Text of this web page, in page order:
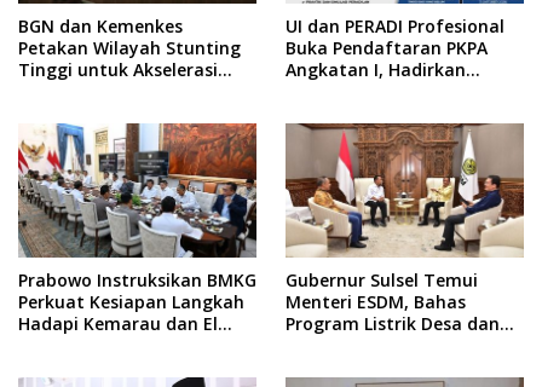
BGN dan Kemenkes
Petakan Wilayah Stunting
Tinggi untuk Akselerasi
UI dan PERADI Profesional
Buka Pendaftaran PKPA
Angkatan I, Hadirkan
Prabowo Instruksikan BMKG
Perkuat Kesiapan Langkah
Hadapi Kemarau dan El
Gubernur Sulsel Temui
Menteri ESDM, Bahas
Program Listrik Desa dan